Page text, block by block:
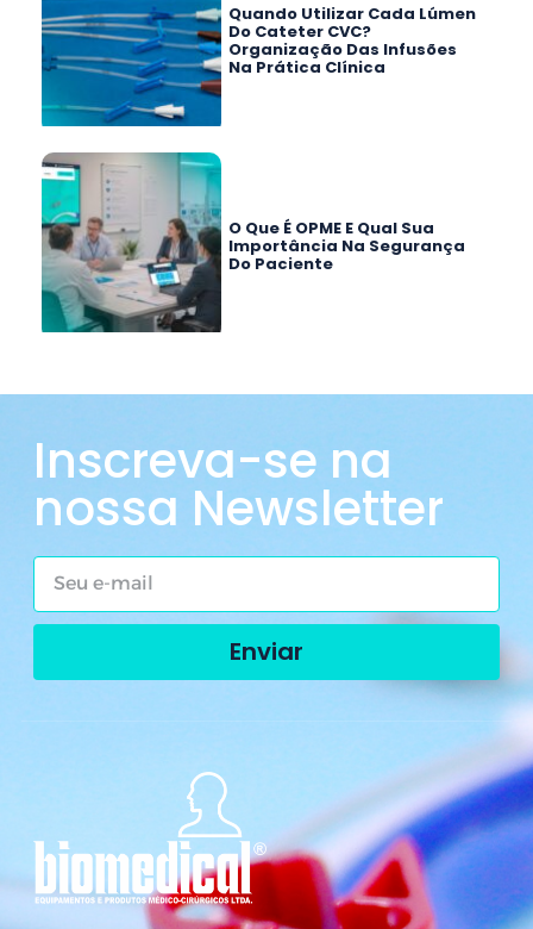
Quando Utilizar Cada Lúmen
Do Cateter CVC?
Organização Das Infusões
Na Prática Clínica
O Que É OPME E Qual Sua
Importância Na Segurança
Do Paciente
Inscreva-se na
nossa Newsletter
Enviar